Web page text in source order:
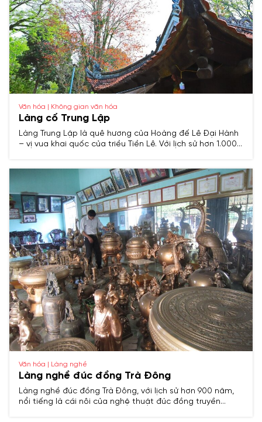
Văn hóa | Không gian văn hóa
Làng cổ Trung Lập
Làng Trung Lập là quê hương của Hoàng đế Lê Đại Hành
– vị vua khai quốc của triều Tiền Lê. Với lịch sử hơn 1.000
Văn hóa | Làng nghề
Làng nghề đúc đồng Trà Đông
Làng nghề đúc đồng Trà Đông, với lịch sử hơn 900 năm,
nổi tiếng là cái nôi của nghệ thuật đúc đồng truyền